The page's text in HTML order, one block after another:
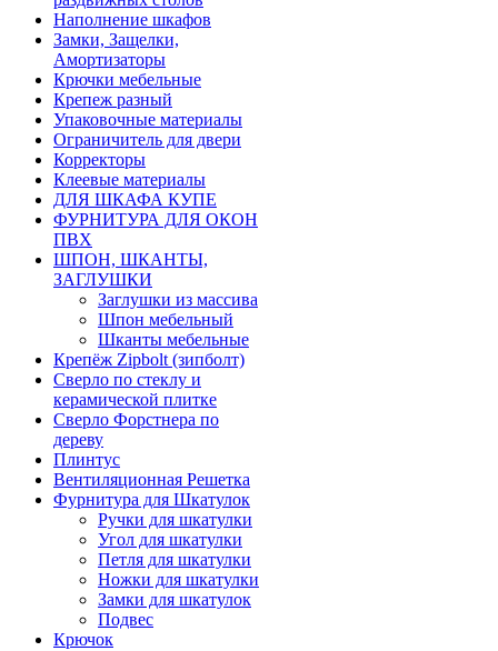
Наполнение шкафов
Замки, Защелки,
Амортизаторы
Крючки мебельные
Крепеж разный
Упаковочные материалы
Ограничитель для двери
Корректоры
Клеевые материалы
ДЛЯ ШКАФА КУПЕ
ФУРНИТУРА ДЛЯ ОКОН
ПВХ
ШПОН, ШКАНТЫ,
ЗАГЛУШКИ
Заглушки из массива
Шпон мебельный
Шканты мебельные
Крепёж Zipbolt (зипболт)
Сверло по стеклу и
керамической плитке
Сверло Форстнера по
дереву
Плинтус
Вентиляционная Решетка
Фурнитура для Шкатулок
Ручки для шкатулки
Угол для шкатулки
Петля для шкатулки
Ножки для шкатулки
Замки для шкатулок
Подвес
Крючок